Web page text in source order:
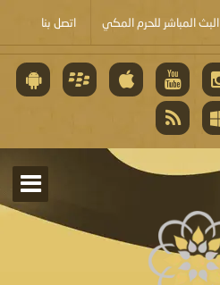
البث المباشر للحرم المكي اتصل بنا